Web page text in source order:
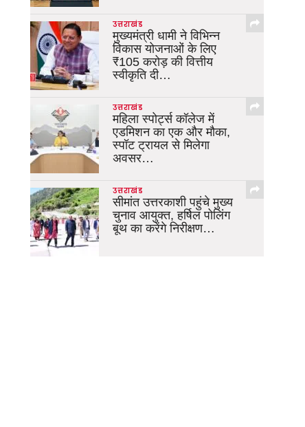
उत्तराखंड
मुख्यमंत्री धामी ने विभिन्न
विकास योजनाओं के लिए
₹105 करोड़ की वित्तीय
स्वीकृति दी…
उत्तराखंड
महिला स्पोर्ट्स कॉलेज में
एडमिशन का एक और मौका,
स्पॉट ट्रायल से मिलेगा
अवसर…
उत्तराखंड
सीमांत उत्तरकाशी पहुंचे मुख्य
चुनाव आयुक्त, हर्षिल पोलिंग
बूथ का करेंगे निरीक्षण…